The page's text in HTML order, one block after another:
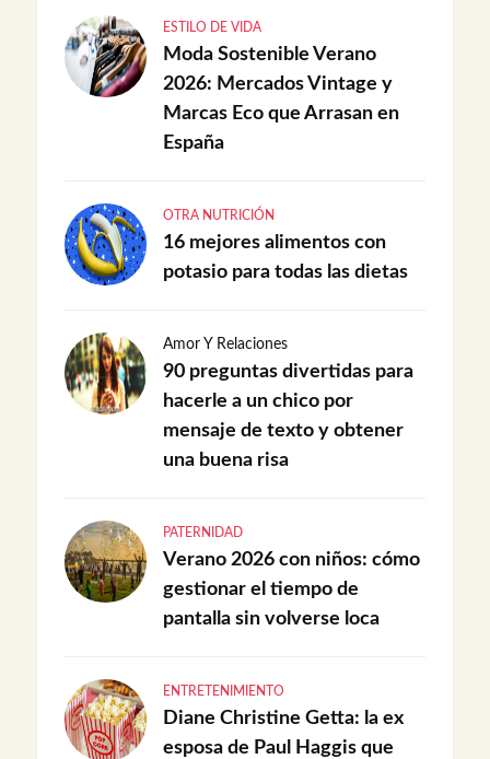
ESTILO DE VIDA
Moda Sostenible Verano
2026: Mercados Vintage y
Marcas Eco que Arrasan en
España
OTRA NUTRICIÓN
16 mejores alimentos con
potasio para todas las dietas
Amor Y Relaciones
90 preguntas divertidas para
hacerle a un chico por
mensaje de texto y obtener
una buena risa
PATERNIDAD
Verano 2026 con niños: cómo
gestionar el tiempo de
pantalla sin volverse loca
ENTRETENIMIENTO
Diane Christine Getta: la ex
esposa de Paul Haggis que